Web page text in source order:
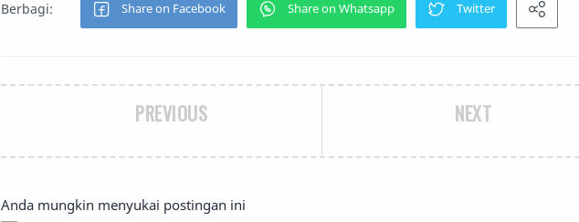
NEXT
PREVIOUS
Anda mungkin menyukai postingan ini